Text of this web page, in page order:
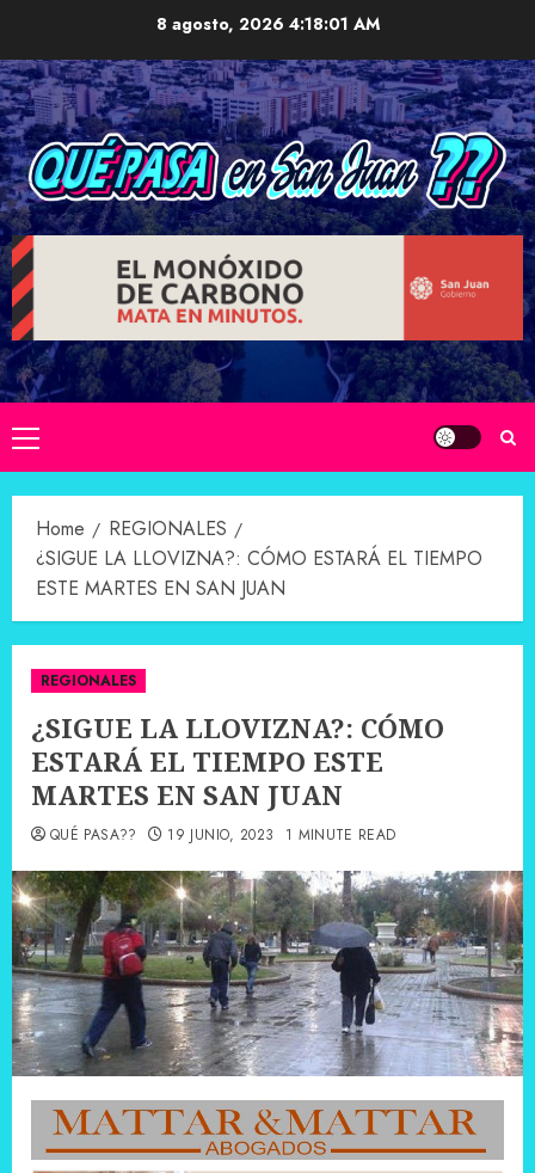
content
8 agosto, 2026 4:18:02 AM
Primary
Menu
Home
REGIONALES
¿SIGUE LA LLOVIZNA?: CÓMO ESTARÁ EL TIEMPO
ESTE MARTES EN SAN JUAN
REGIONALES
¿SIGUE LA LLOVIZNA?: CÓMO
ESTARÁ EL TIEMPO ESTE
MARTES EN SAN JUAN
QUÉ PASA?? 19 JUNIO, 2023 1 MINUTE READ